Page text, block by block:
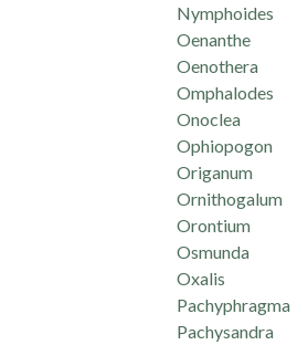
Nymphoides
Oenanthe
Oenothera
Omphalodes
Onoclea
Ophiopogon
Origanum
Ornithogalum
Orontium
Osmunda
Oxalis
Pachyphragma
Pachysandra